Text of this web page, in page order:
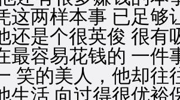
这两样本事 已足够
是个很英俊 很有
最容易花钱的 一件
笑的美人，他却往
活 向过得很优裕